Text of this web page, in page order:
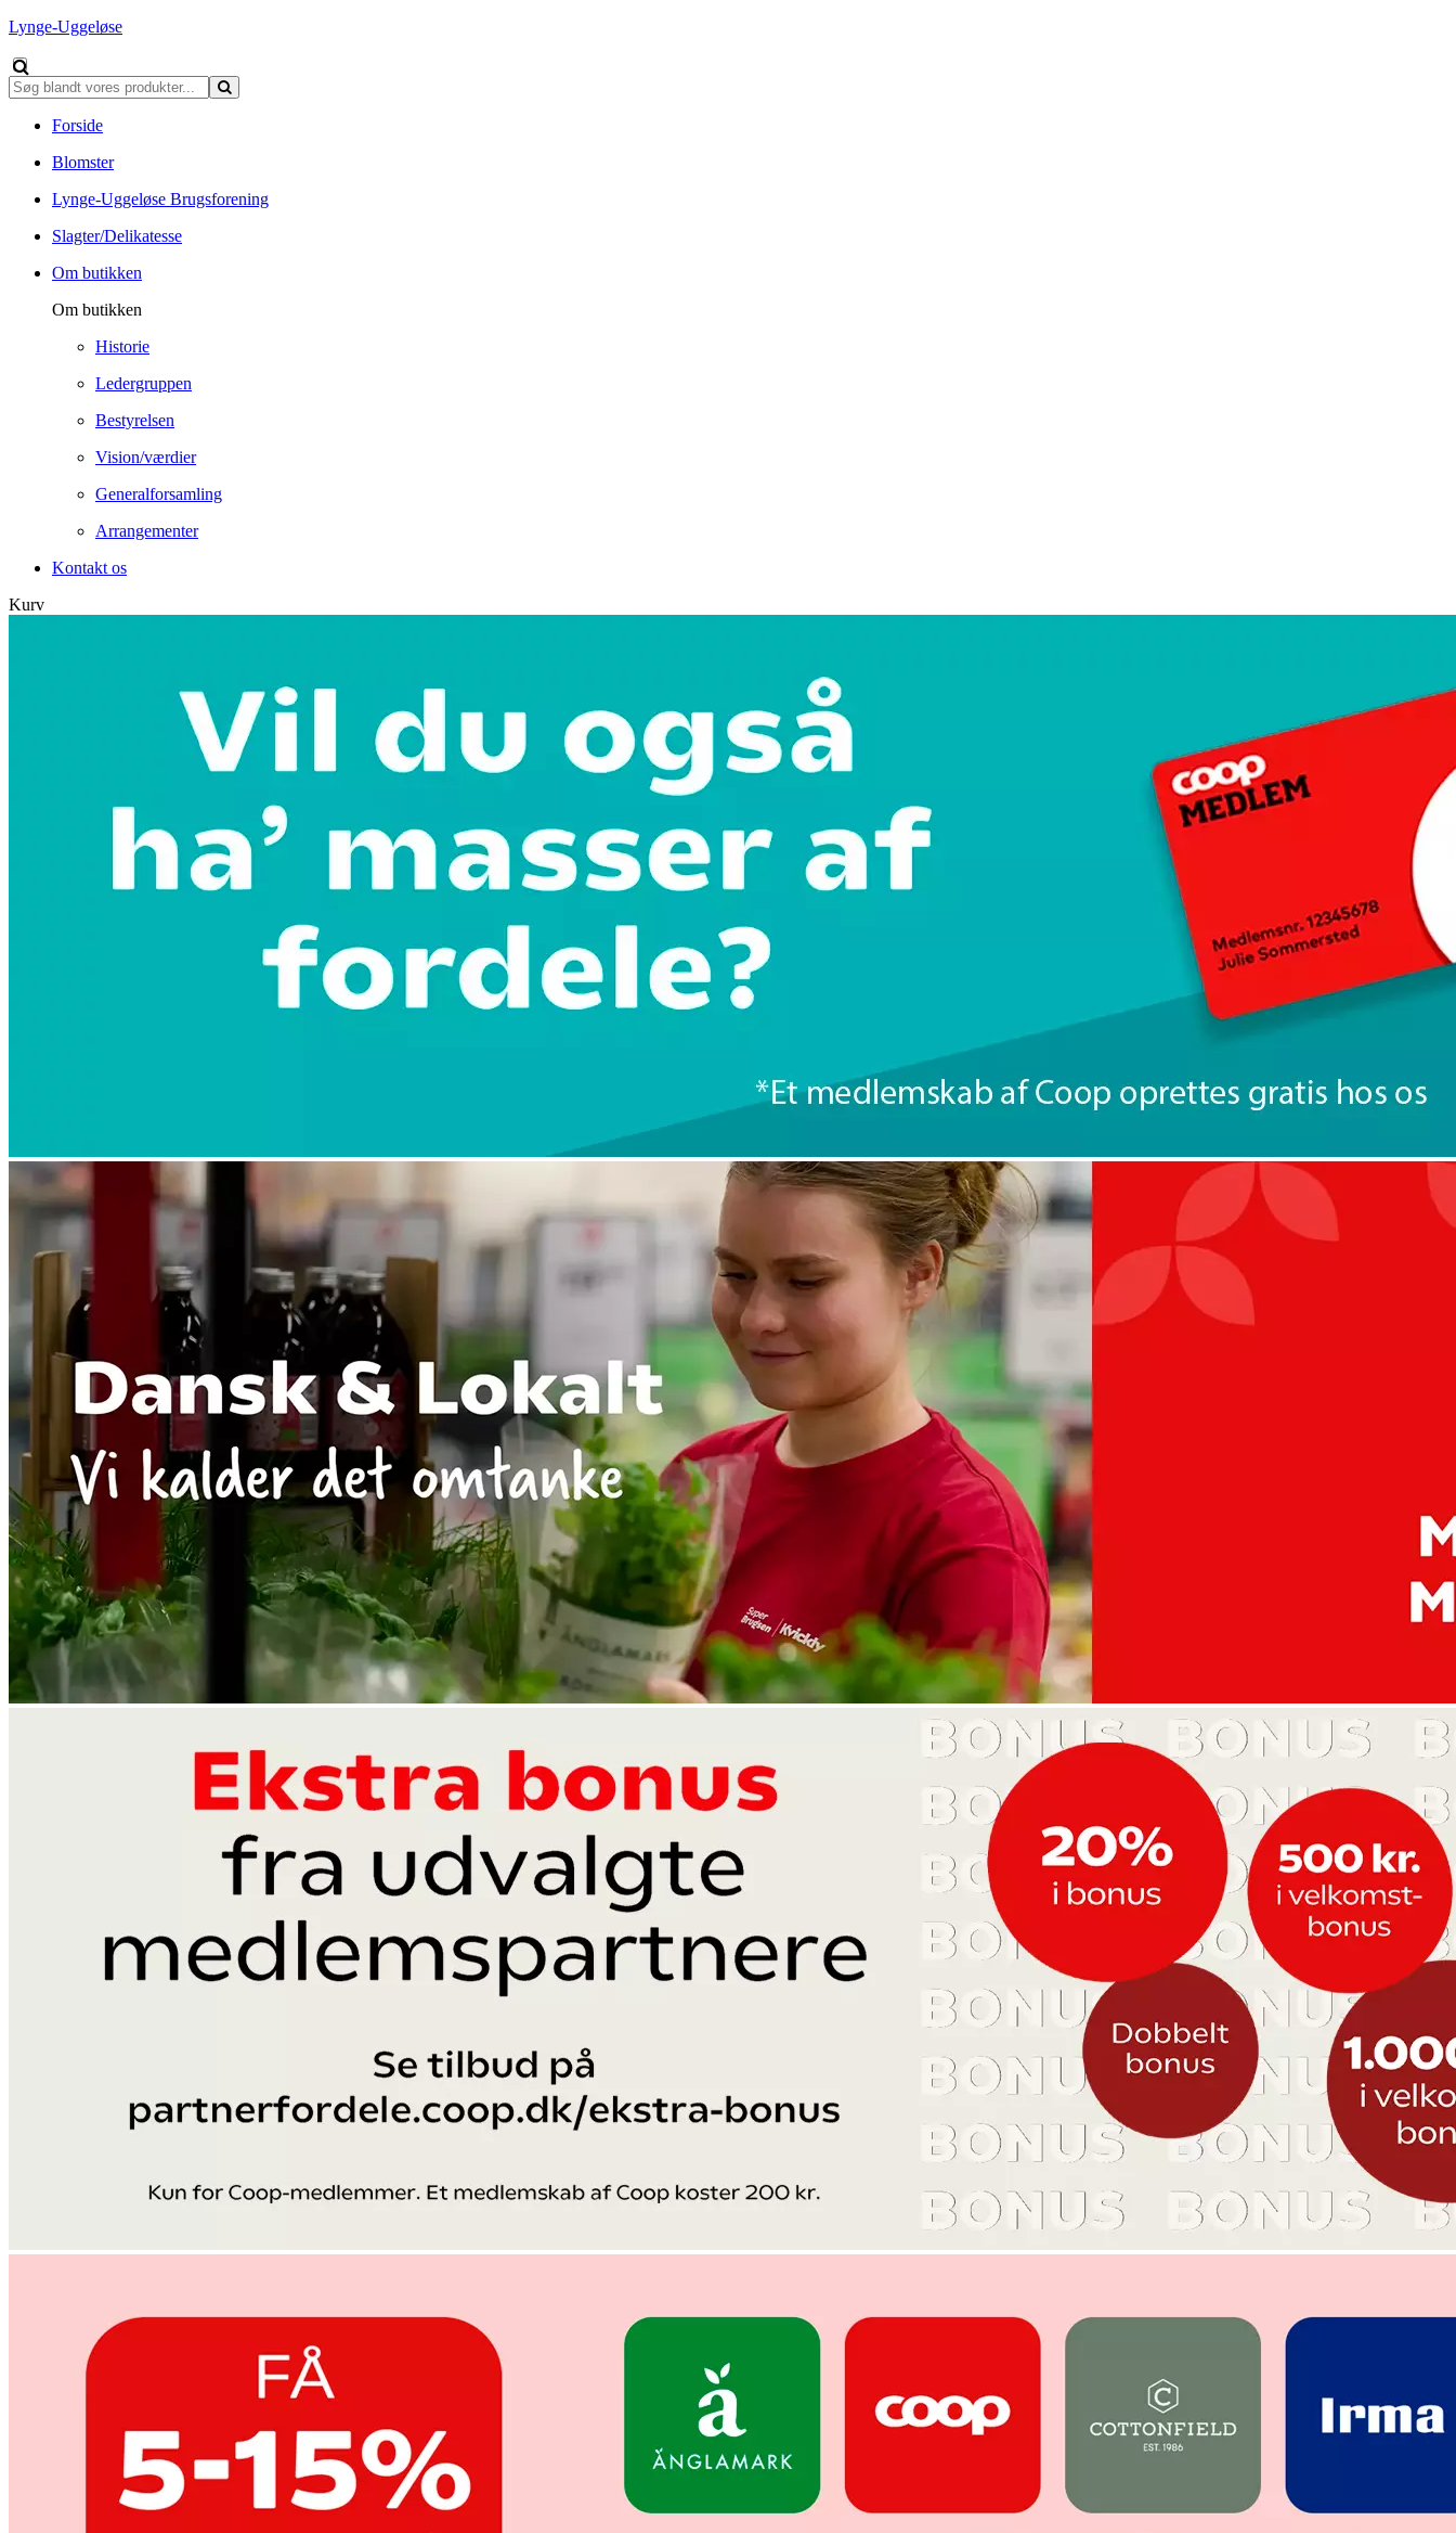
Lynge-Uggeløse
Forside
Blomster
Lynge-Uggeløse Brugsforening
Slagter/Delikatesse
Om butikken
Om butikken
Historie
Ledergruppen
Bestyrelsen
Vision/værdier
Generalforsamling
Arrangementer
Kontakt os
Kurv